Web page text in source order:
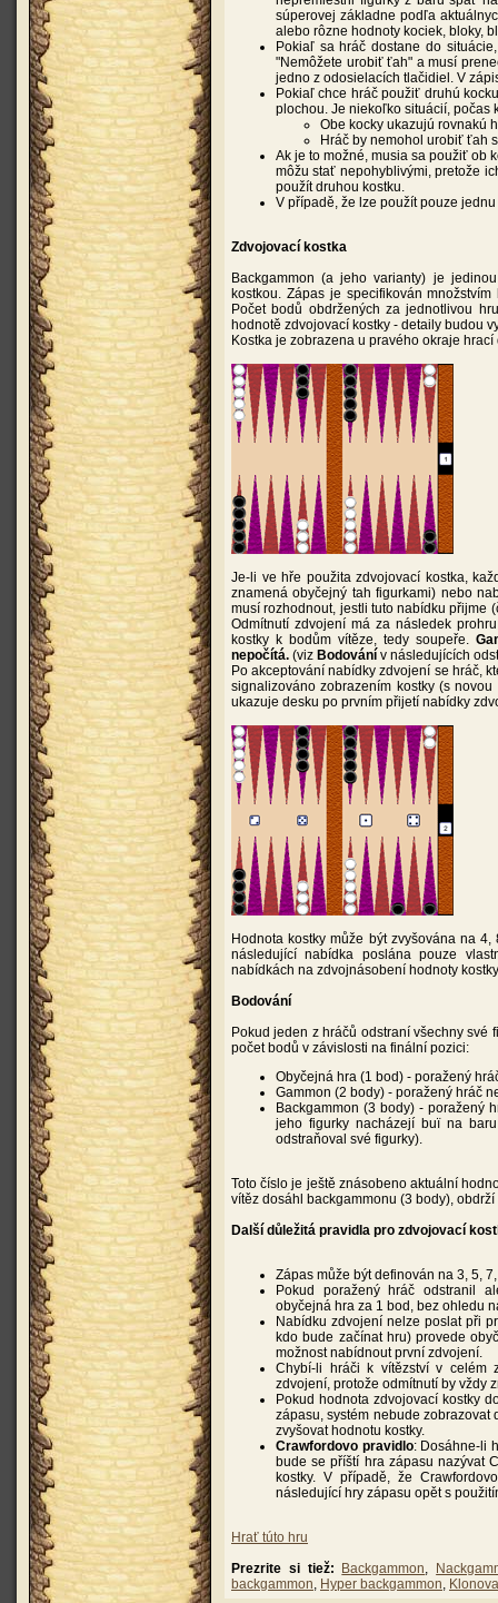
súperovej základne podľa
alebo rôzne hodnoty kociek, bloky,
Pokiaľ sa hráč dostane do
"Nemôžete urobiť ťah" a musí
jedno z odosielacích tlačidiel. V
Pokiaľ chce hráč použiť druhú
plochou. Je niekoľko situácií, počas
Obe kocky ukazujú rovnakú
Hráč by nemohol urobiť ťah
Ak je to možné, musia sa použiť ob
môžu stať nepohyblivými, pretože
použít druhou kostku.
V případě, že lze použít pouze
Zdvojovací kostka
Backgammon (a jeho varianty) je
kostkou. Zápas je specifikován
Počet bodů obdržených za jednotlivou
hodnotě zdvojovací kostky - detaily budou
Kostka je zobrazena u pravého okraje
Je-li ve hře použita zdvojovací kostka,
znamená obyčejný tah figurkami) nebo
musí rozhodnout, jestli tuto nabídku přijme
Odmítnutí zdvojení má za následek
kostky k bodům vítěze, tedy soupeře.
nepočítá. (viz Bodování v následujících
Po akceptování nabídky zdvojení se hráč,
signalizováno zobrazením kostky (s
ukazuje desku po prvním přijetí nabídky
Hodnota kostky může být zvyšována na
následující nabídka poslána pouze
nabídkách na zdvojnásobení hodnoty
Bodování
Pokud jeden z hráčů odstraní všechny své
počet bodů v závislosti na finální pozici:
Obyčejná hra (1 bod) - poražený
Gammon (2 body) - poražený hráč
Backgammon (3 body) - poražený
jeho figurky nacházejí buï na
odstraňoval své figurky).
Toto číslo je ještě znásobeno aktuální
vítěz dosáhl backgammonu (3 body),
Další důležitá pravidla pro zdvojovací
Zápas může být definován na 3, 5,
Pokud poražený hráč odstranil
obyčejná hra za 1 bod, bez ohledu
Nabídku zdvojení nelze poslat při
kdo bude začínat hru) provede
možnost nabídnout první zdvojení.
Chybí-li hráči k vítězství v celém
zdvojení, protože odmítnutí by vždy
Pokud hodnota zdvojovací kostky
zápasu, systém nebude
zvyšovat hodnotu kostky.
Crawfordovo pravidlo: Dosáhne-li
bude se příští hra zápasu nazývat
kostky. V případě, že
následující hry zápasu opět s
Hrať túto hru
Prezrite si tiež:
Backgammon,
backgammon, Hyper backgammon,